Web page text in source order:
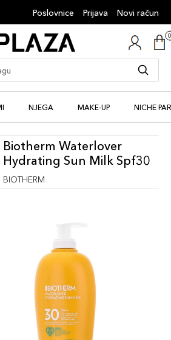
Poslovnice Prijava Novi račun
NJEGA MAKE-UP NICHE
Biotherm Waterlover
Hydrating Sun Milk Spf30
BIOTHERM